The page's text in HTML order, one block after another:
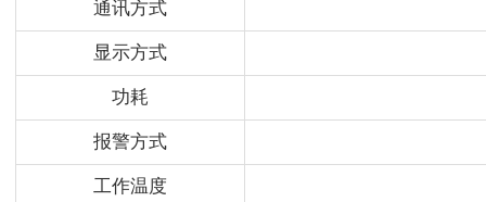
通讯方式
显示方式
功耗
报警方式
工作温度